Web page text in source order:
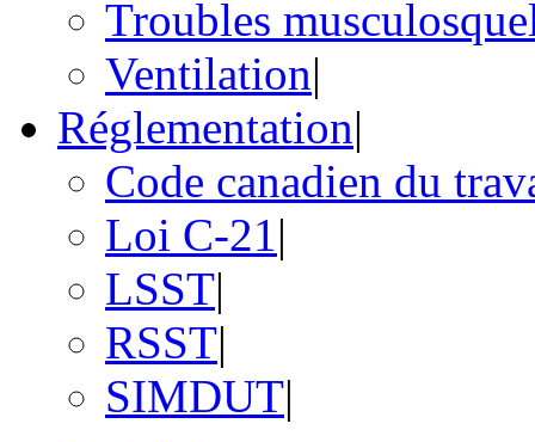
Troubles
Ventilation|
Réglementation|
Code canadien du
Loi C-21|
LSST|
RSST|
SIMDUT|